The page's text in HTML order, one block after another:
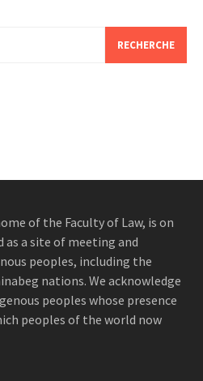
RECHERCHE
of the Faculty of Law, is on
as a site of meeting and
peoples, including the
nations. We acknowledge
peoples whose presence
peoples of the world now